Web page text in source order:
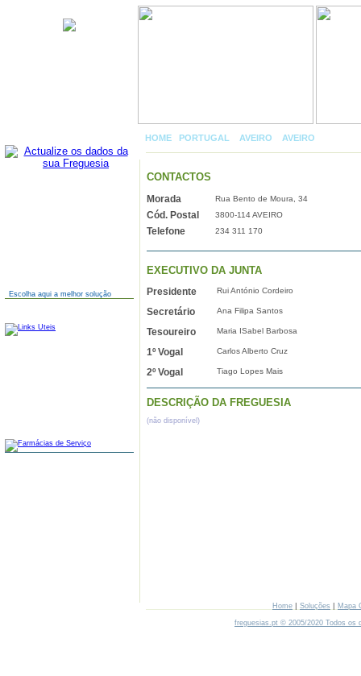
Escolha aqui a melhor solução
HOME PORTUGAL AVEIRO AVEIRO
CONTACTOS
Morada Rua Bento de Moura, 34
Cód. Postal 3800-114 AVEIRO
Telefone 234 311 170
EXECUTIVO DA JUNTA
Presidente Rui António Cordeiro
Secretário Ana Filipa Santos
Tesoureiro Maria ISabel Barbosa
1º Vogal Carlos Alberto Cruz
2º Vogal Tiago Lopes Mais
DESCRIÇÃO DA FREGUESIA
(não disponível)
Home | Soluções | Mapa
freguesias.pt © 2005/2020 Todos os